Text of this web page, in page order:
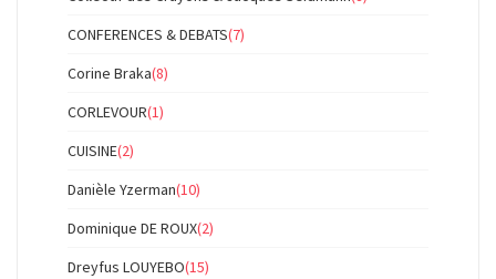
CONFERENCES & DEBATS(7)
Corine Braka(8)
CORLEVOUR(1)
CUISINE(2)
Danièle Yzerman(10)
Dominique DE ROUX(2)
Dreyfus LOUYEBO(15)